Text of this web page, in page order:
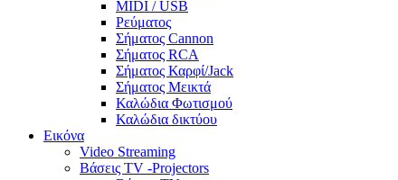
MIDI / USB
Ρεύματος
Σήματος Cannon
Σήματος RCA
Σήματος Καρφί/Jack
Σήματος Μεικτά
Καλώδια Φωτισμού
Καλώδια δικτύου
Εικόνα
Video Streaming
Βάσεις TV -Projectors